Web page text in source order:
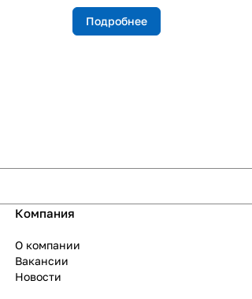
Подробнее
Компания
О компании
Вакансии
Новости